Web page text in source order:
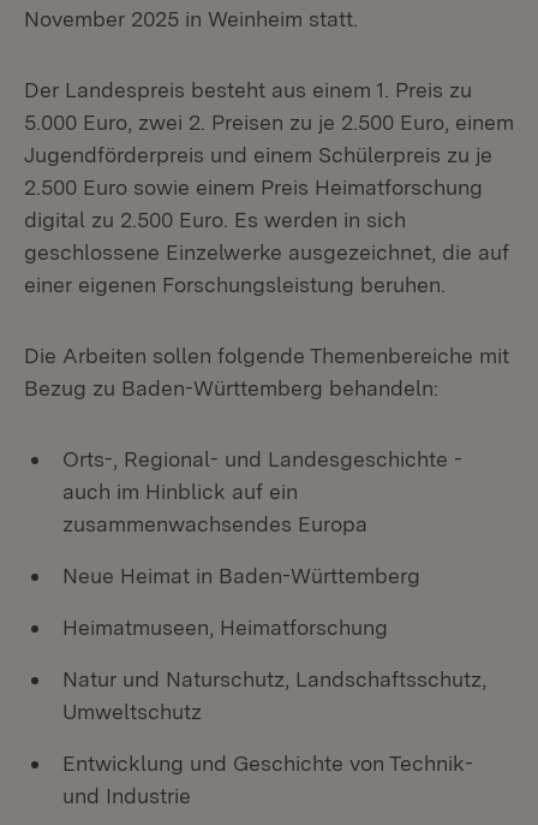
November 2025 in Weinheim statt.
Der Landespreis besteht aus einem 1. Preis zu
5.000 Euro, zwei 2. Preisen zu je 2.500 Euro, einem
Jugendförderpreis und einem Schülerpreis zu je
2.500 Euro sowie einem Preis Heimatforschung
digital zu 2.500 Euro. Es werden in sich
geschlossene Einzelwerke ausgezeichnet, die auf
einer eigenen Forschungsleistung beruhen.
Die Arbeiten sollen folgende Themenbereiche mit
Bezug zu Baden-Württemberg behandeln:
Orts-, Regional- und Landesgeschichte -
auch im Hinblick auf ein
zusammenwachsendes Europa
Neue Heimat in Baden-Württemberg
Heimatmuseen, Heimatforschung
Natur und Naturschutz, Landschaftsschutz,
Umweltschutz
Entwicklung und Geschichte von Technik-
und Industrie